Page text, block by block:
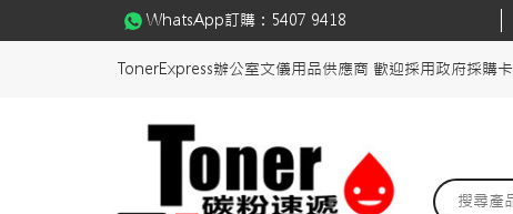
WhatsApp訂購： 5407 9418
TonerExpress辦公室文儀用品供應商 歡迎採用政府採購卡